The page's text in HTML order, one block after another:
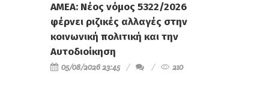
ΑΜΕΑ: Νέος νόμος 5322/2026
φέρνει ριζικές αλλαγές στην
κοινωνική πολιτική και την
Αυτοδιοίκηση
05/08/2026 23:45 210